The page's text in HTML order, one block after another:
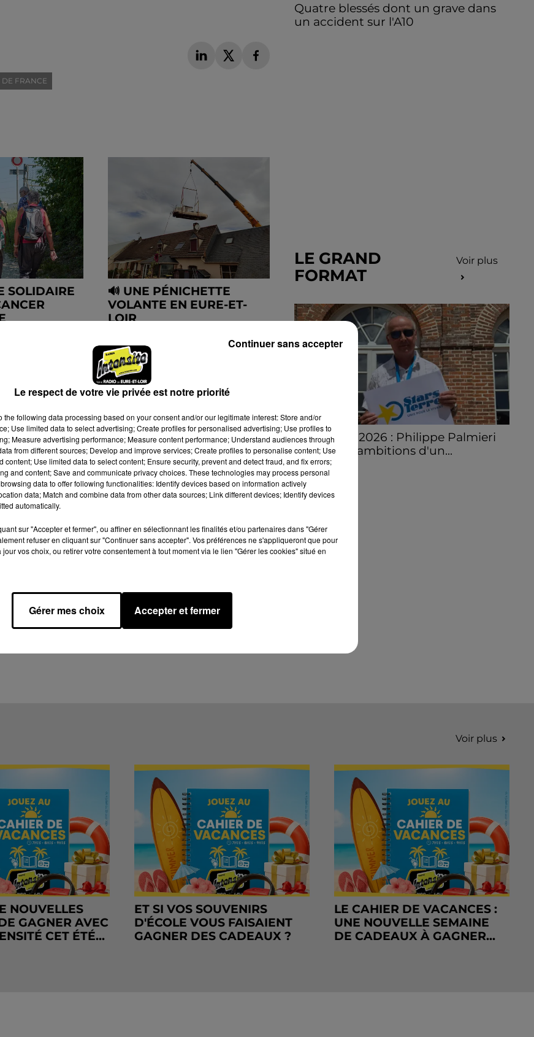
DE FRANCE
SOLIDAIRE
🔊 UNE PÉNICHETTE
VOLANTE EN EURE-ET-
LOIR
Quatre blessés dont un grave dans
un accident sur l'A10
LE GRAND
FORMAT
Voir plus
Stars'Terre 2026 : Philippe Palmieri
dévoile les ambitions d'un...
À quelques semaines de la première
édition de Stars'Terre, organisée du 18 au 20
septembre 2026 au Château de Courtalain,
Voir plus
NOUVELLES
GAGNER AVEC
CET ÉTÉ...
ET SI VOS SOUVENIRS
D'ÉCOLE VOUS FAISAIENT
GAGNER DES CADEAUX ?
LE CAHIER DE VACANCES :
UNE NOUVELLE SEMAINE
DE CADEAUX À GAGNER...
Le respect de votre vie privée est notre priorité
the following data processing based on your consent and/or our legitimate interest: Store and/or
Use limited data to select advertising; Create profiles for personalised advertising; Use profiles to
Measure advertising performance; Measure content performance; Understand audiences through
from different sources; Develop and improve services; Create profiles to personalise content; Use
content; Use limited data to select content; Ensure security, prevent and detect fraud, and fix errors;
and content; Save and communicate privacy choices. These technologies may process personal
data to offer following functionalities: Identify devices based on information actively
data; Match and combine data from other data sources; Link different devices; Identify devices
automatically.
sur "Accepter et fermer", ou affiner en sélectionnant les finalités et/ou partenaires dans "Gérer
refuser en cliquant sur "Continuer sans accepter". Vos préférences ne s'appliqueront que pour
jour vos choix, ou retirer votre consentement à tout moment via le lien "Gérer les cookies" situé en
Gérer mes choix Accepter et fermer
Continuer sans accepter